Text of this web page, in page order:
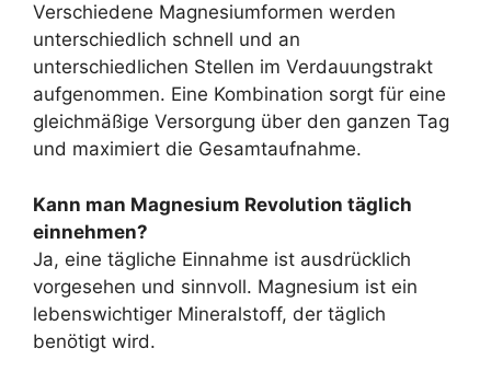
Verschiedene Magnesiumformen werden
unterschiedlich schnell und an
unterschiedlichen Stellen im Verdauungstrakt
aufgenommen. Eine Kombination sorgt für eine
gleichmäßige Versorgung über den ganzen Tag
und maximiert die Gesamtaufnahme.
Kann man Magnesium Revolution täglich
einnehmen?
Ja, eine tägliche Einnahme ist ausdrücklich
vorgesehen und sinnvoll. Magnesium ist ein
lebenswichtiger Mineralstoff, der täglich
benötigt wird.